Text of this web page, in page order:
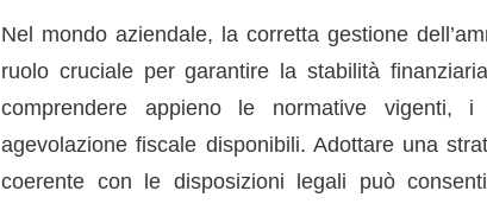
Nel mondo aziendale, la corretta gestione
ruolo cruciale per garantire la stabilità
comprendere appieno le normative
agevolazione fiscale disponibili. Adottare una
coerente con le disposizioni legali può